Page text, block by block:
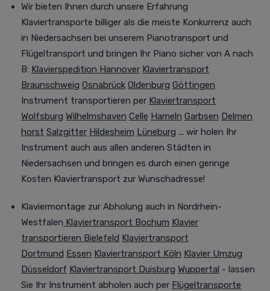
Wir bieten Ihnen durch unsere Erfahrung
Klaviertransporte billiger als die meiste Konkurrenz auch
in Niedersachsen bei unserem Pianotransport und
Flügeltransport und bringen Ihr Piano sicher von A nach
B: Klavierspedition Hannover Klaviertransport
Braunschweig Osnabrück Oldenburg Göttingen
Instrument transportieren per Klaviertransport
Wolfsburg Wilhelmshaven Celle Hameln Garbsen Delmen
horst Salzgitter Hildesheim Lüneburg ... wir holen Ihr
Instrument auch aus allen anderen Städten in
Niedersachsen und bringen es durch einen geringe
Kosten Klaviertransport zur Wunschadresse!
Klaviermontage zur Abholung auch in Nordrhein-
Westfalen Klaviertransport Bochum Klavier
transportieren Bielefeld Klaviertransport
Dortmund Essen Klaviertransport Köln Klavier Umzug
Düsseldorf Klaviertransport Duisburg Wuppertal - lassen
Sie Ihr Instrument abholen auch per Flügeltransporte